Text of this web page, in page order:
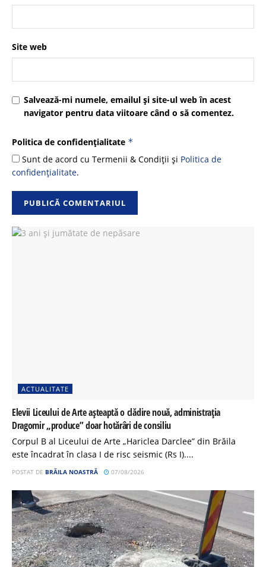
Site web
Salvează-mi numele, emailul și site-ul web în acest
navigator pentru data viitoare când o să comentez.
Politica de confidențialitate *
Sunt de acord cu Termenii & Condiții și Politica de
confidențialitate.
ACTUALITATE
Elevii Liceului de Arte așteaptă o clădire nouă, administrația
Dragomir „produce” doar hotărâri de consiliu
Corpul B al Liceului de Arte „Hariclea Darclee” din Brăila
este încadrat în clasa I de risc seismic (Rs I)....
POSTAT DE BRĂILA NOASTRĂ 07/08/2026